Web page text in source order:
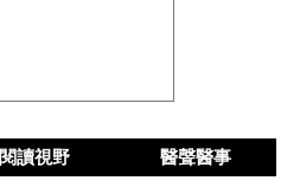
閱讀視野 醫聲醫事